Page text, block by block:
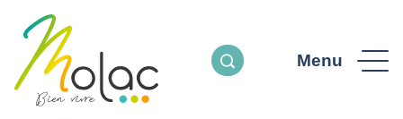
Menu